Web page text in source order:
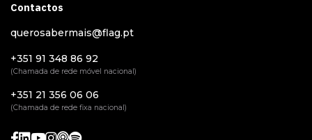
Contactos
querosabermais@flag.pt
+351 91 348 86 92
(Chamada de rede móvel nacional)
+351 21 356 06 06
(Chamada de rede fixa nacional)